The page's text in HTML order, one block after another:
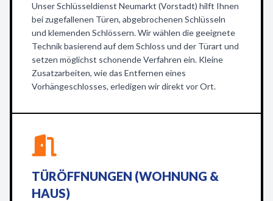
Unser Schlüsseldienst Neumarkt (Vorstadt) hilft Ihnen
bei zugefallenen Türen, abgebrochenen Schlüsseln
und klemenden Schlössern. Wir wählen die geeignete
Technik basierend auf dem Schloss und der Türart und
setzen möglichst schonende Verfahren ein. Kleine
Zusatzarbeiten, wie das Entfernen eines
Vorhängeschlosses, erledigen wir direkt vor Ort.
TÜRÖFFNUNGEN (WOHNUNG &
HAUS)